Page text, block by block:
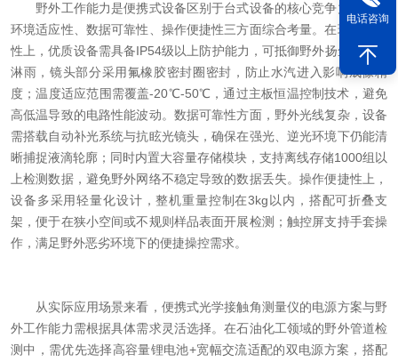
野外工作能力是便携式设备区别于台式设备的核心竞争力，需从
环境适应性、数据可靠性、操作便捷性三方面综合考量。在环境适应
性上，优质设备需具备IP54级以上防护能力，可抵御野外扬尘与短时
淋雨，镜头部分采用氟橡胶密封圈密封，防止水汽进入影响成像精
度；温度适应范围需覆盖-20℃-50℃，通过主板恒温控制技术，避免
高低温导致的电路性能波动。数据可靠性方面，野外光线复杂，设备
需搭载自动补光系统与抗眩光镜头，确保在强光、逆光环境下仍能清
晰捕捉液滴轮廓；同时内置大容量存储模块，支持离线存储1000组以
上检测数据，避免野外网络不稳定导致的数据丢失。操作便捷性上，
设备多采用轻量化设计，整机重量控制在3kg以内，搭配可折叠支
架，便于在狭小空间或不规则样品表面开展检测；触控屏支持手套操
作，满足野外恶劣环境下的便捷操控需求。
从实际应用场景来看，便携式光学接触角测量仪的电源方案与野
外工作能力需根据具体需求灵活选择。在石油化工领域的野外管道检
测中，需优先选择高容量锂电池+宽幅交流适配的双电源方案，搭配
电话咨询